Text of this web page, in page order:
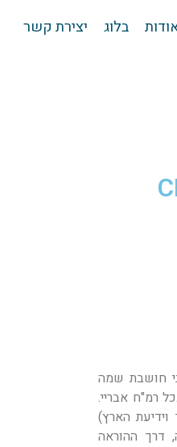
בלוג יצירת קשר
חושבת שמה
רמ"ח אבריי.
הארץ)
דרך ההוראה